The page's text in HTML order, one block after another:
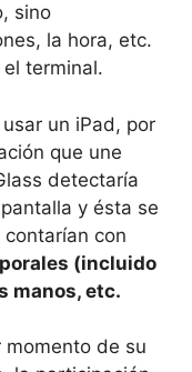
sino
la hora, etc.
terminal.
un iPad, por
que une
detectaría
y ésta se
con
(incluido
manos, etc.
momento de su